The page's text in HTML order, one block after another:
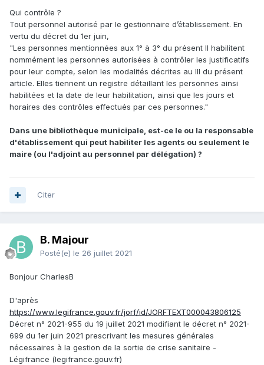
Qui contrôle ?
Tout personnel autorisé par le gestionnaire d’établissement. En
vertu du décret du 1er juin,
"Les personnes mentionnées aux 1° à 3° du présent II habilitent
nommément les personnes autorisées à contrôler les justificatifs
pour leur compte, selon les modalités décrites au III du présent
article. Elles tiennent un registre détaillant les personnes ainsi
habilitées et la date de leur habilitation, ainsi que les jours et
horaires des contrôles effectués par ces personnes."
Dans une bibliothèque municipale, est-ce le ou la responsable
d'établissement qui peut habiliter les agents ou seulement le
maire (ou l'adjoint au personnel par délégation) ?
Citer
B. Majour
Posté(e) le 26 juillet 2021
Bonjour CharlesB
D'après
https://www.legifrance.gouv.fr/jorf/id/JORFTEXT000043806125
Décret n° 2021-955 du 19 juillet 2021 modifiant le décret n° 2021-
699 du 1er juin 2021 prescrivant les mesures générales
nécessaires à la gestion de la sortie de crise sanitaire -
Légifrance (legifrance.gouv.fr)